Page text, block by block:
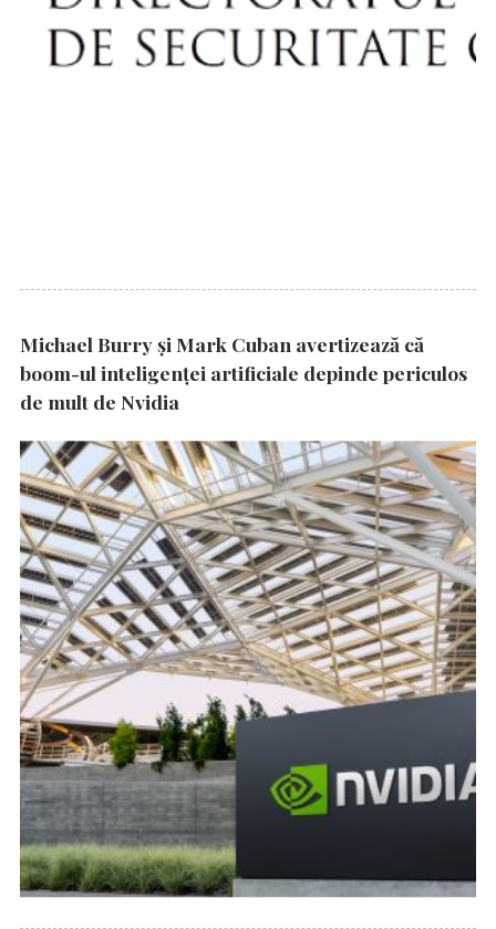
Michael Burry și Mark Cuban avertizează că
boom-ul inteligenței artificiale depinde periculos
de mult de Nvidia